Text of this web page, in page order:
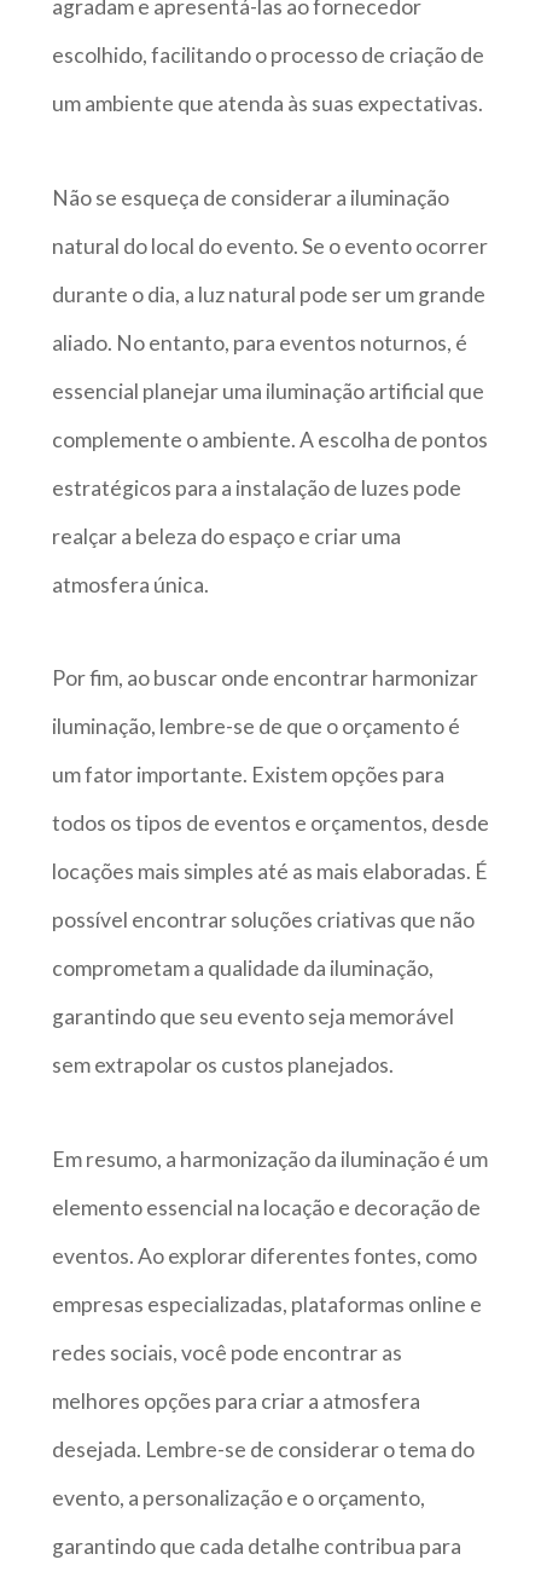
agradam e apresentá-las ao fornecedor
escolhido, facilitando o processo de criação de
um ambiente que atenda às suas expectativas.
Não se esqueça de considerar a iluminação
natural do local do evento. Se o evento ocorrer
durante o dia, a luz natural pode ser um grande
aliado. No entanto, para eventos noturnos, é
essencial planejar uma iluminação artificial que
complemente o ambiente. A escolha de pontos
estratégicos para a instalação de luzes pode
realçar a beleza do espaço e criar uma
atmosfera única.
Por fim, ao buscar onde encontrar harmonizar
iluminação, lembre-se de que o orçamento é
um fator importante. Existem opções para
todos os tipos de eventos e orçamentos, desde
locações mais simples até as mais elaboradas. É
possível encontrar soluções criativas que não
comprometam a qualidade da iluminação,
garantindo que seu evento seja memorável
sem extrapolar os custos planejados.
Em resumo, a harmonização da iluminação é um
elemento essencial na locação e decoração de
eventos. Ao explorar diferentes fontes, como
empresas especializadas, plataformas online e
redes sociais, você pode encontrar as
melhores opções para criar a atmosfera
desejada. Lembre-se de considerar o tema do
evento, a personalização e o orçamento,
garantindo que cada detalhe contribua para